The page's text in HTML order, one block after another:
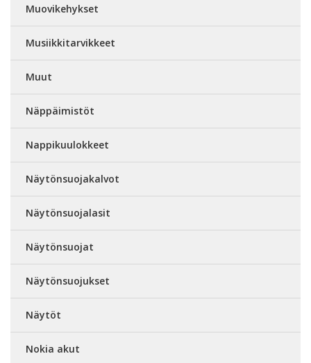
Muovikehykset
Musiikkitarvikkeet
Muut
Näppäimistöt
Nappikuulokkeet
Näytönsuojakalvot
Näytönsuojalasit
Näytönsuojat
Näytönsuojukset
Näytöt
Nokia akut